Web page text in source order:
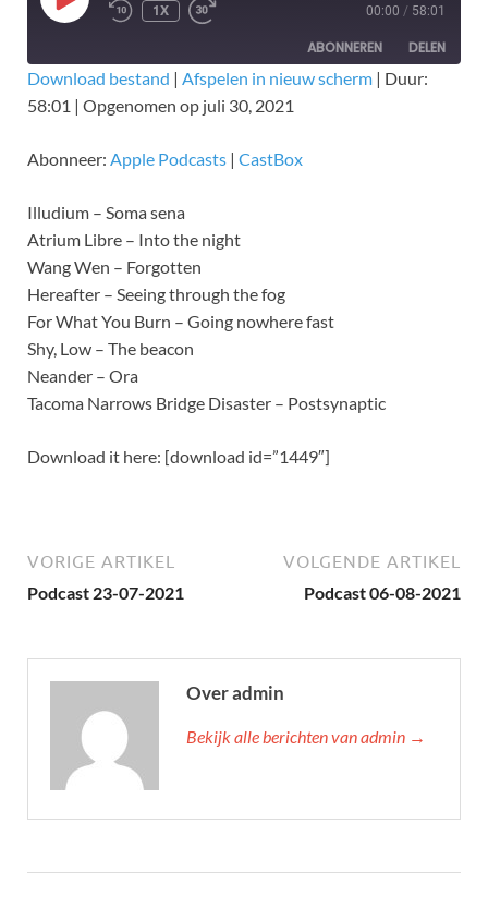
1X 00:00 / 58:01
ABONNEREN DELEN
Apple Podcasts CastBox
DELEN
LINK
Download bestand | Afspelen in nieuw scherm | Duur:
58:01 | Opgenomen op juli 30, 2021
Abonneer: Apple Podcasts | CastBox
Illudium – Soma sena
Atrium Libre – Into the night
Wang Wen – Forgotten
Hereafter – Seeing through the fog
For What You Burn – Going nowhere fast
Shy, Low – The beacon
Neander – Ora
Tacoma Narrows Bridge Disaster – Postsynaptic
Download it here: [download id=”1449″]
VORIGE ARTIKEL
Podcast 23-07-2021
VOLGENDE ARTIKEL
Podcast 06-08-2021
Over admin
Bekijk alle berichten van admin →